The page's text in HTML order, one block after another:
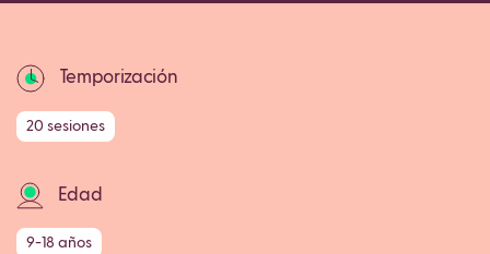
Temporización
20 sesiones
Edad
9-18 años